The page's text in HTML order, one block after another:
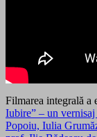
Filmarea integrală a
Iubire” – un
Popoiu, Iulia